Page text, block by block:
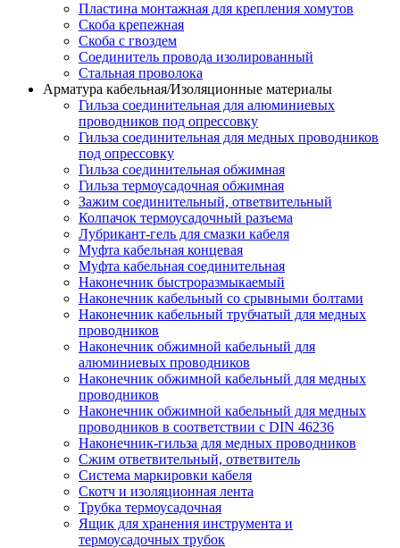
Пластина монтажная для крепления хомутов
Скоба крепежная
Скоба с гвоздем
Соединитель провода изолированный
Стальная проволока
Арматура кабельная/Изоляционные материалы
Гильза соединительная для алюминиевых
проводников под опрессовку
Гильза соединительная для медных проводников
под опрессовку
Гильза соединительная обжимная
Гильза термоусадочная обжимная
Зажим соединительный, ответвительный
Колпачок термоусадочный разъема
Лубрикант-гель для смазки кабеля
Муфта кабельная концевая
Муфта кабельная соединительная
Наконечник быстроразмыкаемый
Наконечник кабельный со срывными болтами
Наконечник кабельный трубчатый для медных
проводников
Наконечник обжимной кабельный для
алюминиевых проводников
Наконечник обжимной кабельный для медных
проводников
Наконечник обжимной кабельный для медных
проводников в соответствии с DIN 46236
Наконечник-гильза для медных проводников
Сжим ответвительный, ответвитель
Система маркировки кабеля
Скотч и изоляционная лента
Трубка термоусадочная
Ящик для хранения инструмента и
термоусадочных трубок